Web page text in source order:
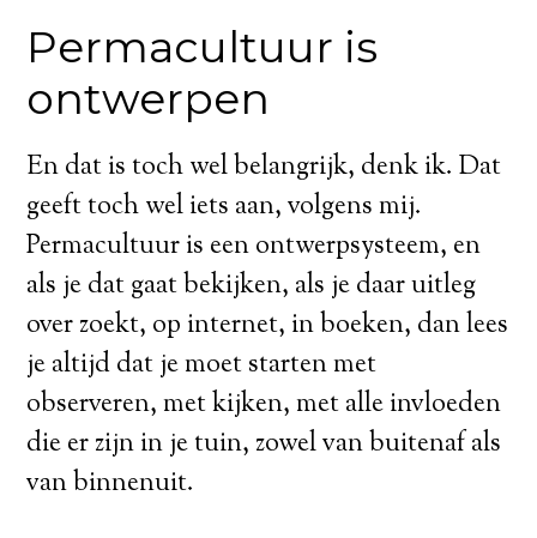
Permacultuur is
ontwerpen
En dat is toch wel belangrijk, denk ik. Dat
geeft toch wel iets aan, volgens mij.
Permacultuur is een ontwerpsysteem, en
als je dat gaat bekijken, als je daar uitleg
over zoekt, op internet, in boeken, dan lees
je altijd dat je moet starten met
observeren, met kijken, met alle invloeden
die er zijn in je tuin, zowel van buitenaf als
van binnenuit.